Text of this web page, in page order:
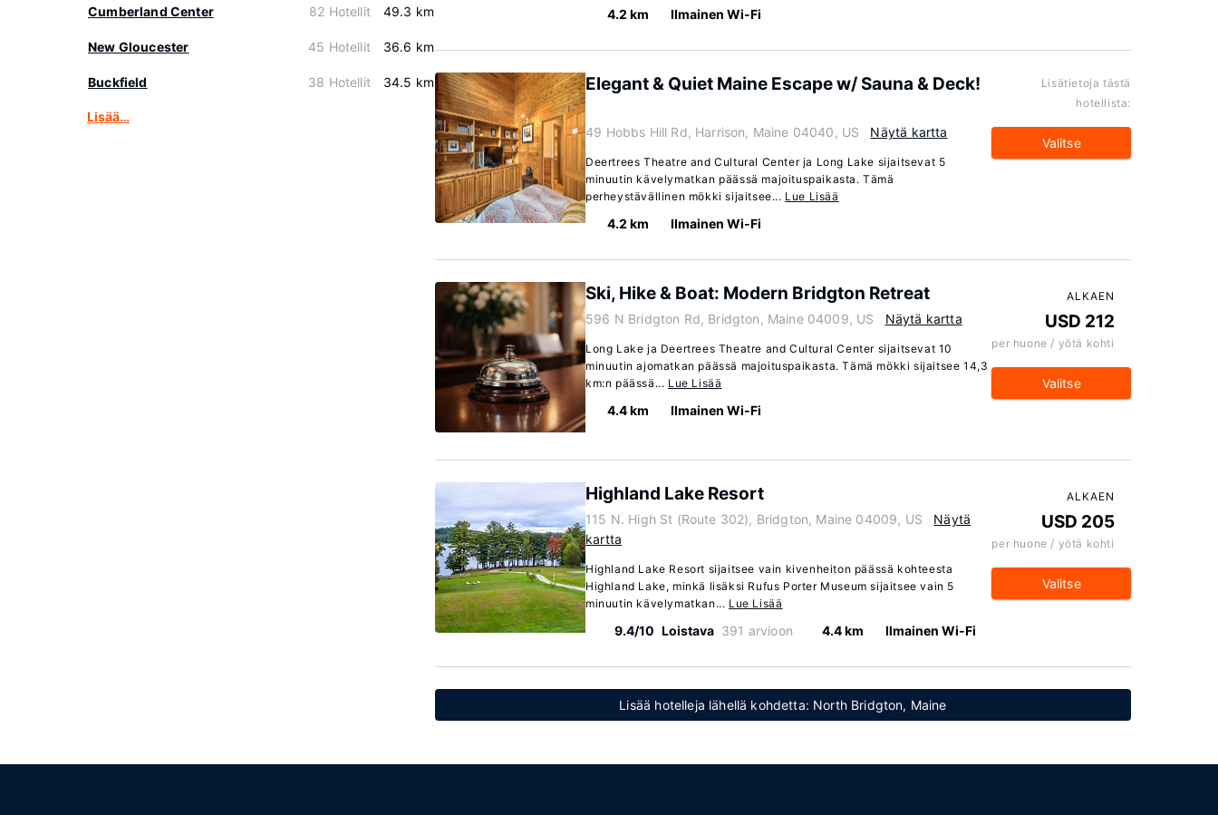
Cumberland Center 82 Hotellit 49.3 km
New Gloucester 45 Hotellit 36.6 km
Buckfield 38 Hotellit 34.5 km
Lisää…
4.2 km Ilmainen Wi-Fi
Elegant & Quiet Maine Escape w/ Sauna & Deck!
49 Hobbs Hill Rd, Harrison, Maine 04040, US Näytä kartta
Deertrees Theatre and Cultural Center ja Long Lake sijaitsevat 5
minuutin kävelymatkan päässä majoituspaikasta. Tämä
perheystävällinen mökki sijaitsee... Lue Lisää
4.2 km Ilmainen Wi-Fi
Lisätietoja tästä
hotellista:
Valitse
Ski, Hike & Boat: Modern Bridgton Retreat
596 N Bridgton Rd, Bridgton, Maine 04009, US Näytä kartta
Long Lake ja Deertrees Theatre and Cultural Center sijaitsevat 10
minuutin ajomatkan päässä majoituspaikasta. Tämä mökki sijaitsee 14,3
km:n päässä... Lue Lisää
4.4 km Ilmainen Wi-Fi
ALKAEN
USD 212
per huone / yötä kohti
Valitse
Highland Lake Resort
115 N. High St (Route 302), Bridgton, Maine 04009, US
Näytä
kartta
Highland Lake Resort sijaitsee vain kivenheiton päässä kohteesta
Highland Lake, minkä lisäksi Rufus Porter Museum sijaitsee vain 5
minuutin kävelymatkan... Lue Lisää
9.4/10 Loistava 391 arvioon 4.4 km Ilmainen Wi-Fi
ALKAEN
USD 205
per huone / yötä kohti
Valitse
Lisää hotelleja lähellä kohdetta: North Bridgton, Maine